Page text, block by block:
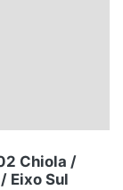
Chiola /
Eixo Sul